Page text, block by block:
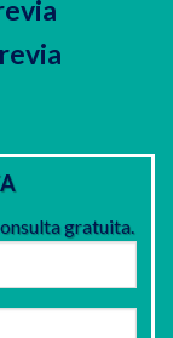
gratuita.